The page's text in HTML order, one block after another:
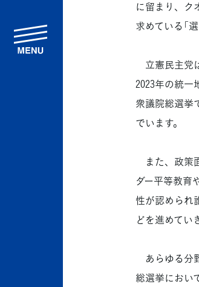
に留まり、ク
求めている「
立憲民主党
2023年の統
衆議院総選挙
でいます。
また、政策
ダー平等教育
性が認められ
どを進めてい
あらゆる分
総選挙におい